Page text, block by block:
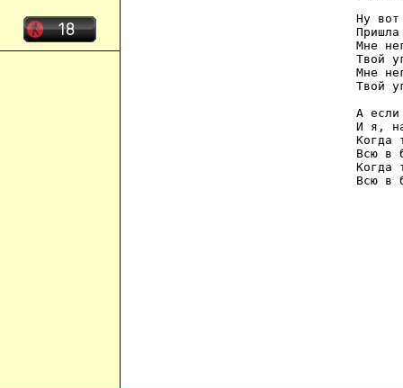
Ну
Мне
Твой
Мне
Твой
А
И я,
Когда
Всю в
Когда
Всю в